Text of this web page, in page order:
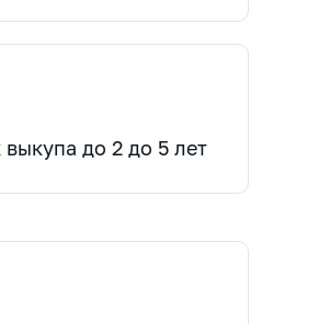
выкупа до 2 до 5 лет